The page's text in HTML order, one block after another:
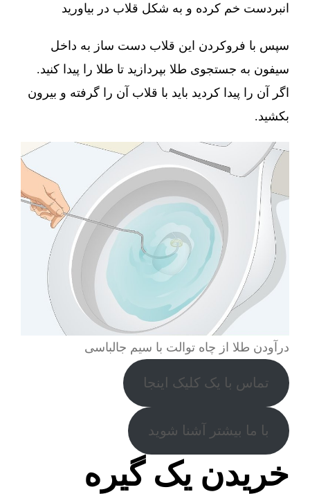
انبردست خم کرده و به شکل قلاب در بیاورید
سپس با فروکردن این قلاب دست ساز به داخل
سیفون به جستجوی طلا بپردازید تا طلا را پیدا کنید.
اگر آن را پیدا کردید باید با قلاب آن را گرفته و بیرون
بکشید.
درآودن طلا از چاه توالت با سیم جالباسی
تماس با یک کلیک اینجا
با ما بیشتر آشنا شوید
خریدن یک گیره